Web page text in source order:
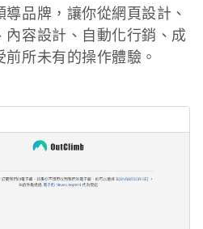
品牌，讓你從網頁設計、
容設計、自動化行銷、成
所未有的操作體驗。